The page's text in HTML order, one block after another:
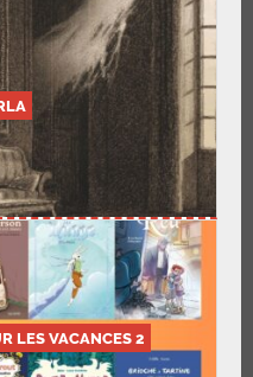
LES VACANCES 2